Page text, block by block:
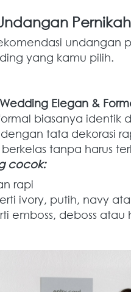
undangan
yang kamu pilih.
Elegan &
biasanya
tata dekorasi
berkelas tanpa harus
cocok:
rapi
ivory, putih, navy
emboss, deboss atau